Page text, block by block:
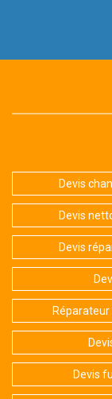
Devis
Devis
Devis
Devis